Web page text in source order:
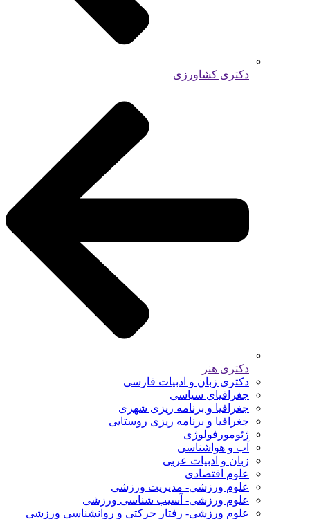
دکتری کشاورزی
دکتری هنر
دکتری زبان و ادبیات فارسی
جغرافیای سیاسی
جغرافیا و برنامه ریزی شهری
جغرافیا و برنامه ریزی روستایی
ژئومورفولوژی
آب و هواشناسی
زبان و ادبیات عربی
علوم اقتصادی
علوم ورزشی- مدیریت ورزشی
علوم ورزشی- آسیب شناسی ورزشی
علوم ورزشی- رفتار حرکتی و روانشناسی ورزشی